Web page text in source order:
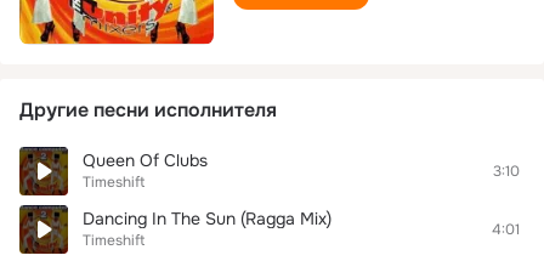
Другие песни исполнителя
Queen Of Clubs
Timeshift
3:10
Dancing In The Sun (Ragga Mix)
Timeshift
4:01